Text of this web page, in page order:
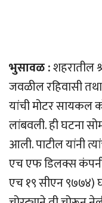
भुसावळ :शहरातील
जवळील रहिवासी तथा
यांची मोटर सायकल
लांबवली. ही घटना
आली. पाटील यांनी
एच एफ डिलक्स
एच १९ सीएन ९७७४)